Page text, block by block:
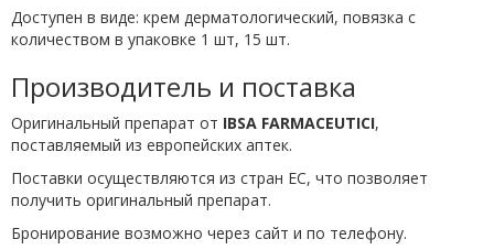
Доступен в виде: крем дерматологический, повязка с
количеством в упаковке 1 шт, 15 шт.
Производитель и поставка
Оригинальный препарат от IBSA FARMACEUTICI,
поставляемый из европейских аптек.
Поставки осуществляются из стран ЕС, что позволяет
получить оригинальный препарат.
Бронирование возможно через сайт и по телефону.